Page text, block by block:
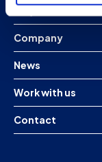
Company
News
Work with us
Contact